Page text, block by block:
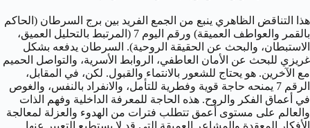
هذا التناقض الظاهري ينبع من الجمع الفريد بين برج السرطان (الحاكم
بالقمر والعواطف العميقة) ورقم اليوم 7 (المرتبط بالتحليل العميق،
الاستبطان، والبحث عن الحقيقة الروحية). السرطان يدفعه بشكل
غريزي للبحث عن الأمان العاطفي، الروابط الأسرية، والتواصل الحميم
مع الآخرين. هو يحتاج للشعور بالانتماء والقبول. لكن، في المقابل،
الرقم 7 يمنحه حاجة قوية وفطرية للتأمل، والانفراد بالنفس، والغوص
في أعماق الفكر والروح. هذه الحاجة للمعرفة الداخلية وفهم الذات
والعالم على مستوى أعمق تتطلب فترات من الهدوء والعزلة لمعالجة